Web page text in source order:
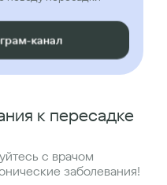
канал
к пересадке
с врачом
заболевания!